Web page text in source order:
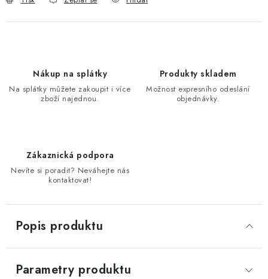
Nákup na splátky
Na splátky můžete zakoupit i více
zboží najednou.
Produkty skladem
Možnost expresního odeslání
objednávky.
Zákaznická podpora
Nevíte si poradit? Neváhejte nás
kontaktovat!
Popis produktu
Parametry produktu